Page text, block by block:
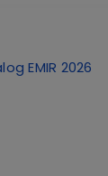
EMIR 2026